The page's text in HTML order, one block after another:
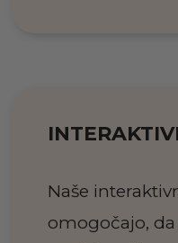
Naše
omogočajo,